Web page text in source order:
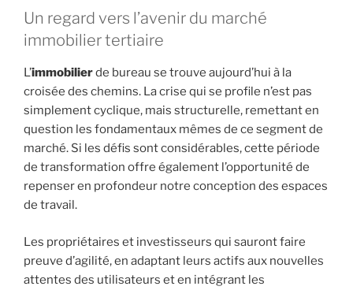
Un regard vers l’avenir du marché
immobilier tertiaire
L’immobilierde bureau se trouve aujourd’hui à la
croisée des chemins. La crise qui se profile n’est pas
simplement cyclique, mais structurelle, remettant en
question les fondamentaux mêmes de ce segment de
marché. Si les défis sont considérables, cette période
de transformation offre également l’opportunité de
repenser en profondeur notre conception des espaces
de travail.
Les propriétaires et investisseurs qui sauront faire
preuve d’agilité, en adaptant leurs actifs aux nouvelles
attentes des utilisateurs et en intégrant les